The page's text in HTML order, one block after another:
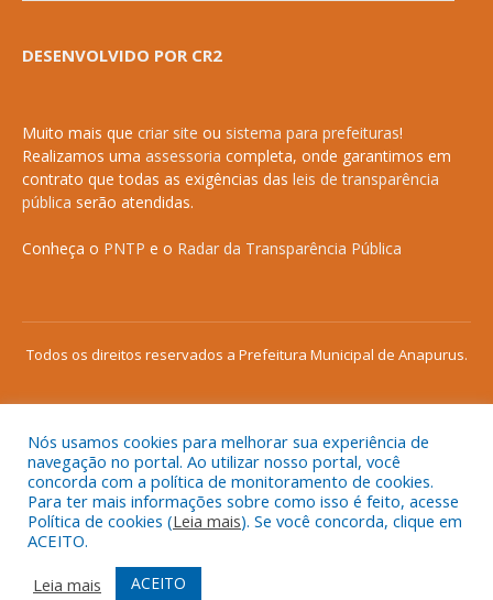
DESENVOLVIDO POR CR2
Muito mais que criar site ou sistema para prefeituras!
Realizamos uma assessoria completa, onde garantimos em
contrato que todas as exigências das leis de transparência
pública serão atendidas.
Conheça o PNTP e o Radar da Transparência Pública
Todos os direitos reservados a Prefeitura Municipal de Anapurus.
Mapa do Site
Acessar Área Administrativa
Acessar o Webmail
Nós usamos cookies para melhorar sua experiência de
navegação no portal. Ao utilizar nosso portal, você
concorda com a política de monitoramento de cookies.
Para ter mais informações sobre como isso é feito, acesse
Política de cookies (Leia mais). Se você concorda, clique em
ACEITO.
Leia mais
ACEITO